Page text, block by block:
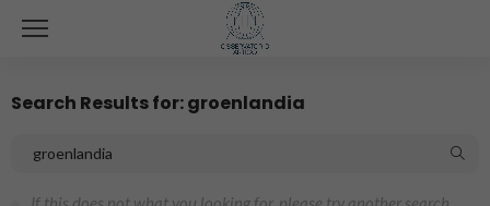
Search Results for: groenlandia